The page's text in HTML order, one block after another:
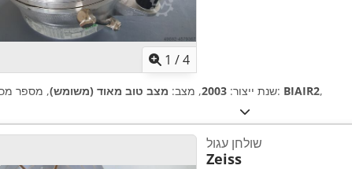
1 /4
שנת ייצור: 2003, מצב: מצב טוב מאוד (משומש) , מספר מכונה/רכב: BIAIR2,
שולחן עגול
Zeiss